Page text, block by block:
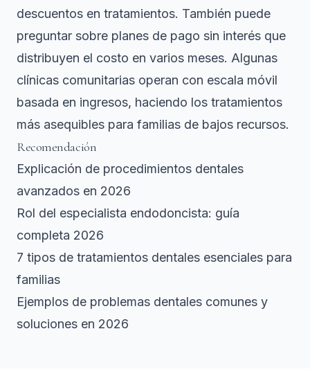
descuentos en tratamientos. También puede
preguntar sobre planes de pago sin interés que
distribuyen el costo en varios meses. Algunas
clínicas comunitarias operan con escala móvil
basada en ingresos, haciendo los tratamientos
más asequibles para familias de bajos recursos.
Recomendación
Explicación de procedimientos dentales
avanzados en 2026
Rol del especialista endodoncista: guía
completa 2026
7 tipos de tratamientos dentales esenciales para
familias
Ejemplos de problemas dentales comunes y
soluciones en 2026